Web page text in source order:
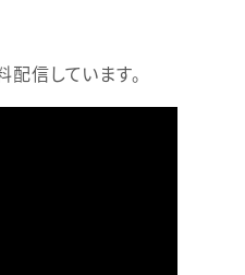
信しています。